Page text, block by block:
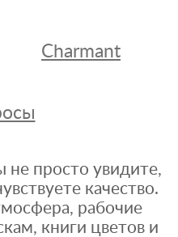
Charmant
просто увидите,
качество.
рабочие
книги цветов и